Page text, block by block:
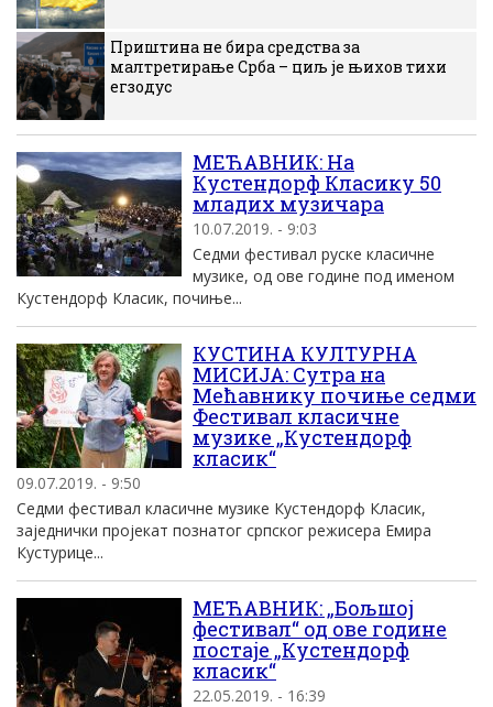
Приштина не бира средства за
малтретирање Срба – циљ је њихов тихи
егзодус
МЕЋАВНИК: На
Кустендорф Класику 50
младих музичара
10.07.2019. - 9:03
Седми фестивал руске класичне
музике, од ове године под именом
Кустендорф Класик, почиње...
КУСТИНА КУЛТУРНА
МИСИЈА: Сутра на
Мећавнику почиње седми
Фестивал класичне
музике „Кустендорф
класик“
09.07.2019. - 9:50
Седми фестивал класичне музике Кустендорф Класик,
заједнички пројекат познатог српског режисера Емира
Кустурице...
МЕЋАВНИК: „Бољшој
фестивал“ од ове године
постаје „Кустендорф
класик“
22.05.2019. - 16:39